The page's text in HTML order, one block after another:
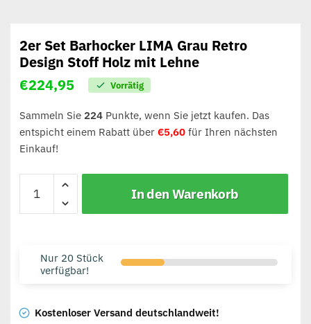
2er Set Barhocker LIMA Grau Retro
Design Stoff Holz mit Lehne
€224,95 Vorrätig
Sammeln Sie 224Punkte, wenn Sie jetzt kaufen. Das
entspicht einem Rabatt über €5,60für Ihren nächsten
Einkauf!
In den Warenkorb
Nur 20 Stück
verfügbar!
Kostenloser Versand deutschlandweit!